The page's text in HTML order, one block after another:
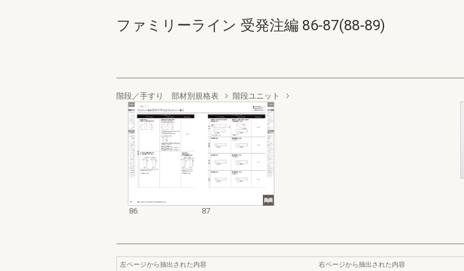
ファミリーライン 受発注編 86-87(88-89)
階段／手すり 部材別規格表 階段ユニット
86 87
左ページから抽出された内容
右ページから抽出された内容